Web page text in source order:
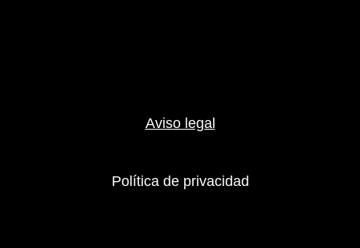
Aviso legal
Política de privacidad